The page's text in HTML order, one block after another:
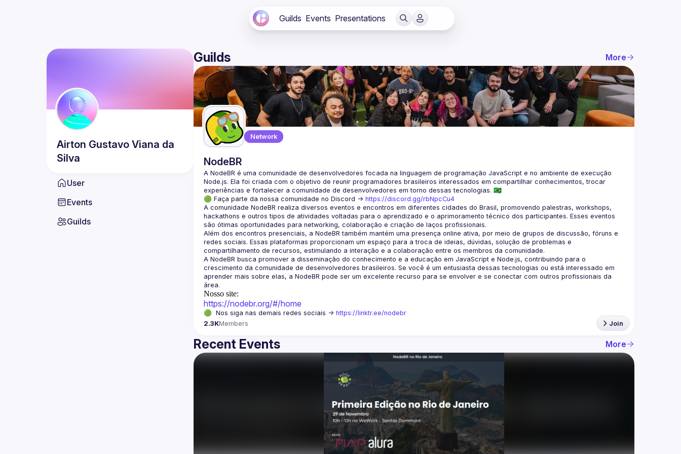
Guilds Events Presentations
Airton Gustavo Viana da
Silva
User
Events
Guilds
Guilds More
Network
NodeBR
A NodeBR é uma comunidade de desenvolvedores focada na linguagem de programação JavaScript e no ambiente de execução
Node.js. Ela foi criada com o objetivo de reunir programadores brasileiros interessados em compartilhar conhecimentos, trocar
🟢 Faça parte da nossa comunidade no Discord -> https://discord.gg/rbNpcCu4
A comunidade NodeBR realiza diversos eventos e encontros em diferentes cidades do Brasil, promovendo palestras, workshops,
hackathons e outros tipos de atividades voltadas para o aprendizado e o aprimoramento técnico dos participantes. Esses eventos
Além dos encontros presenciais, a NodeBR também mantém uma presença online ativa, por meio de grupos de discussão, fóruns e
redes sociais. Essas plataformas proporcionam um espaço para a troca de ideias, dúvidas, solução de problemas e
A NodeBR busca promover a disseminação do conhecimento e a educação em JavaScript e Node.js, contribuindo para o
crescimento da comunidade de desenvolvedores brasileiros. Se você é um entusiasta dessas tecnologias ou está interessado em
aprender mais sobre elas, a NodeBR pode ser um excelente recurso para se envolver e se conectar com outros profissionais da
Nosso site:
https://nodebr.org/#/home
🟢  Nos siga nas demais redes sociais -> https://linktr.ee/nodebr
2.3KMembers Join
Recent Events More